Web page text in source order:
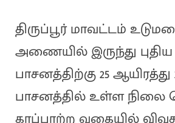
திருப்பூர் மாவட்டம்
அணையில் இருந்து
பாசனத்திற்கு 25 ஆயிரத்து
பாசனத்தில் உள்ள